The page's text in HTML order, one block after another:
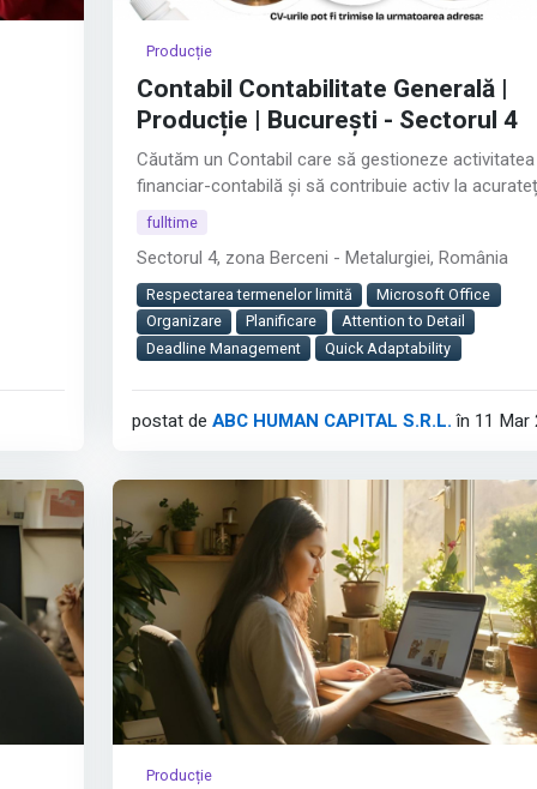
Producție
Contabil Contabilitate Generală |
Producție | București - Sectorul 4
Căutăm un Contabil care să gestioneze activitatea
financiar-contabilă și să contribuie activ la
și buna funcționare a proceselor interne.
Rolul jobului:
Vei asigura evidența contabilă corectă și completă
companiei, contribuind la acuratețea raportărilor
Este un rol cheie în departamentul Financiar-
cu impact direct asupra stabilității și conformității
Cerințe:
Afișează tot
fulltime
Sectorul 4, zona Berceni - Metalurgiei, România
Respectarea termenelor limită
Microsoft Office
Organizare
Planificare
Attention to Detail
Deadline Management
Quick Adaptability
postat de ABC HUMAN CAPITAL S.R.L. în 11 Mar
Producție